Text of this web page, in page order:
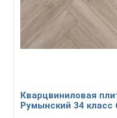
Кварцвиниловая
Румынский 34